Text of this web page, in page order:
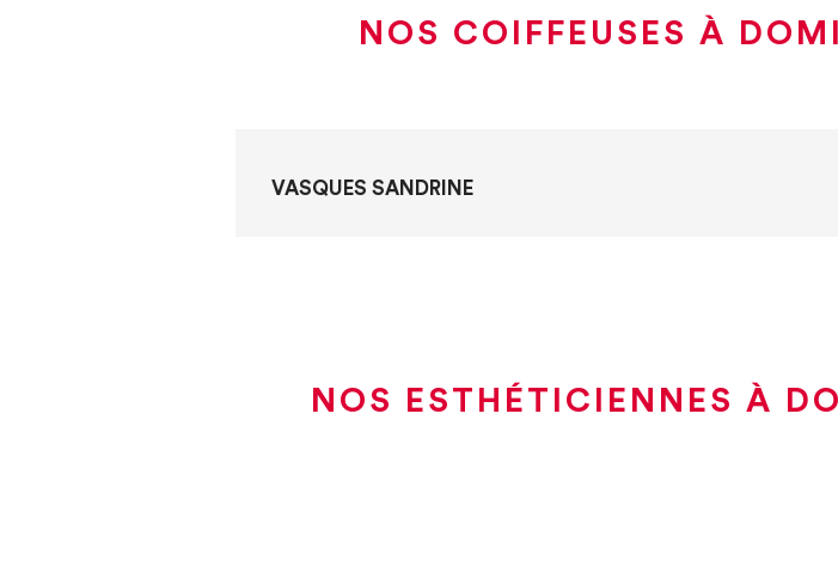
NOS COIFFEUSES À
VASQUES SANDRINE
NOS ESTHÉTICIENNES À